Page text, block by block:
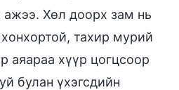
ажээ. Хөл доорх зам нь
тахир мурий
аяараа хүүр цогцсоор
булан үхэгсдийн